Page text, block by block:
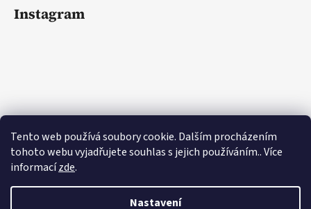
Tento web používá soubory cookie. Dalším procházením
tohoto webu vyjadřujete souhlas s jejich používáním.. Více
informacízde.
Nastavení
Instagram
Sledovat na Instagramu